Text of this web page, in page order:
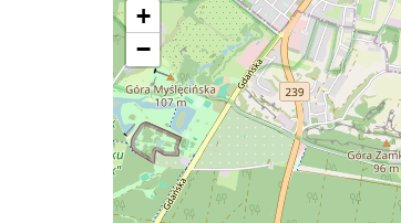
+
−